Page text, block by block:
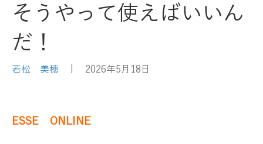
そうやって使えばいいん
だ！
若松 美穂 2026年5月18日
ESSE ONLINE